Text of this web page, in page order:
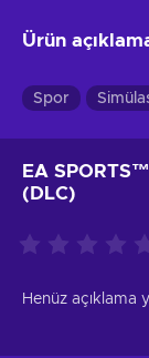
Ürün
Spor
EA
(DLC)
Henüz açıklama